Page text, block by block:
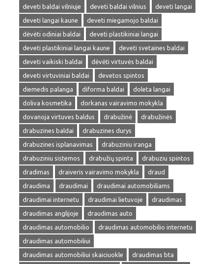
deveti baldai vilniuje deveti baldai vilnius
deveti langai
deveti langai kaune
deveti miegamojo baldai
dėvėti odiniai baldai
deveti plastikiniai langai
deveti plastikiniai langai kaune
deveti svetaines baldai
deveti vaikiski baldai
dėvėti virtuvės baldai
deveti virtuviniai baldai
devetos spintos
diemedis palanga
diforma baldai
doleta langai
doliva kosmetika
dorkanas vairavimo mokykla
dovanoja virtuves baldus
drabužinė
drabužinės
drabuzines baldai
drabuzines durys
drabuzines isplanavimas
drabuziniu iranga
drabuziniu sistemos
drabužių spinta
drabuziu spintos
dradimas
draiveris vairavimo mokykla
draud
draudima
draudimai
draudimai automobiliams
draudimai internetu
draudimai lietuvoje
draudimas
draudimas anglijoje
draudimas auto
draudimas automobilio
draudimas automobilio internetu
draudimas automobiliui
draudimas automobiliui skaiciuokle
draudimas bta